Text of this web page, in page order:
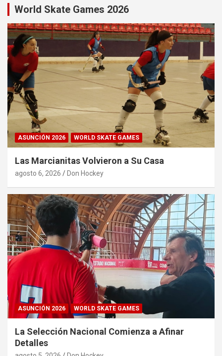
World Skate Games 2026
ASUNCIÓN 2026 WORLD SKATE GAMES
Las Marcianitas Volvieron a Su Casa
agosto 6, 2026 Don Hockey
ASUNCIÓN 2026 WORLD SKATE GAMES
La Selección Nacional Comienza a Afinar
Detalles